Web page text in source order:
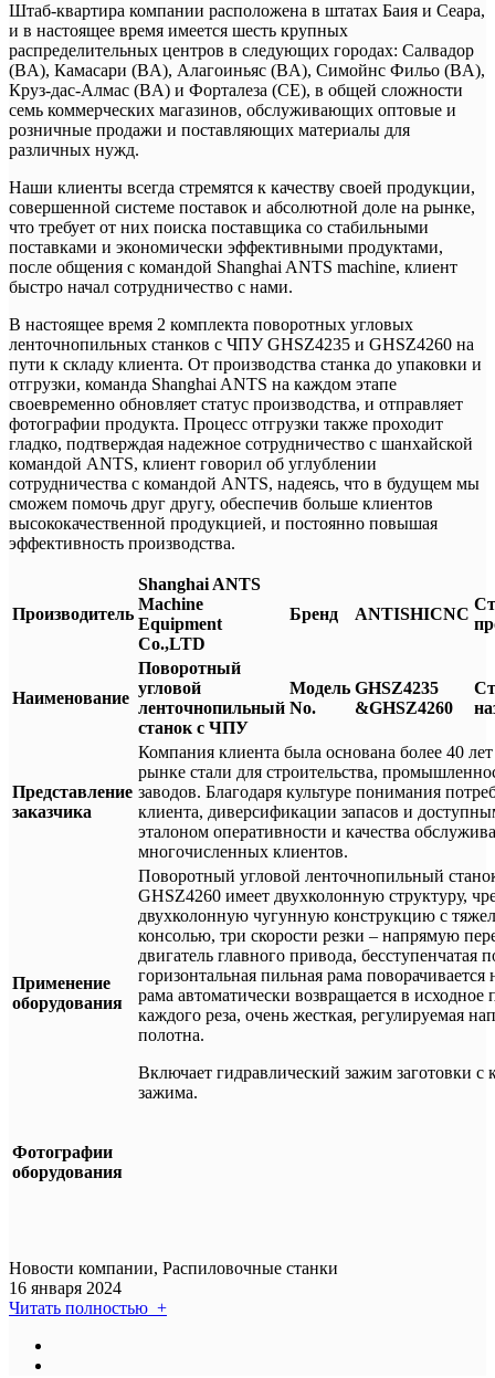
Штаб-квартира компании расположена в штатах Баия и Сеара,
и в настоящее время имеется шесть крупных
распределительных центров в следующих городах: Салвадор
(BA), Камасари (BA), Алагоиньяс (BA), Симойнс Фильо (BA),
Круз-дас-Алмас (BA) и Форталеза (CE), в общей сложности
семь коммерческих магазинов, обслуживающих оптовые и
розничные продажи и поставляющих материалы для
различных нужд.
Наши клиенты всегда стремятся к качеству своей продукции,
совершенной системе поставок и абсолютной доле на рынке,
что требует от них поиска поставщика со стабильными
поставками и экономически эффективными продуктами,
после общения с командой Shanghai ANTS machine, клиент
быстро начал сотрудничество с нами.
В настоящее время 2 комплекта поворотных угловых
ленточнопильных станков с ЧПУ GHSZ4235 и GHSZ4260 на
пути к складу клиента. От производства станка до упаковки и
отгрузки, команда Shanghai ANTS на каждом этапе
своевременно обновляет статус производства, и отправляет
фотографии продукта. Процесс отгрузки также проходит
гладко, подтверждая надежное сотрудничество с шанхайской
командой ANTS, клиент говорил об углублении
сотрудничества с командой ANTS, надеясь, что в будущем мы
сможем помочь друг другу, обеспечив больше клиентов
высококачественной продукцией, и постоянно повышая
эффективность производства.
Производитель
Shanghai ANTS
Machine
Equipment
Co.,LTD
Бренд ANTISHICNC
Наименование
Поворотный
угловой
ленточнопильный
станок с ЧПУ
Модель
No.
GHSZ4235
&GHSZ4260
Представление
заказчика
Компания клиента была основана более 40 лет
рынке стали для строительства,
заводов. Благодаря культуре понимания
клиента, диверсификации запасов и
эталоном оперативности и качества
многочисленных клиентов.
Применение
оборудования
Поворотный угловой ленточнопильный
GHSZ4260 имеет двухколонную структуру,
двухколонную чугунную конструкцию с
консолью, три скорости резки – напрямую
двигатель главного привода, бесступенчатая
горизонтальная пильная рама
рама автоматически возвращается в
каждого реза, очень жесткая, регулируемая
полотна.
Включает гидравлический зажим заготовки с
зажима.
Фотографии
оборудования
Новости компании, Распиловочные станки
16 января 2024
Читать полностью +